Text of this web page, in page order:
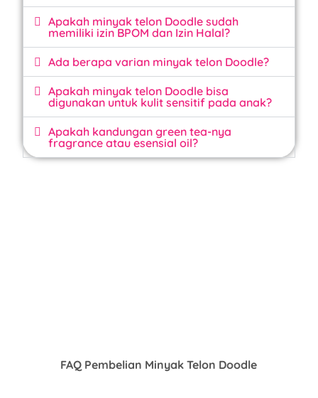
Apakah minyak telon Doodle sudah
memiliki izin BPOM dan Izin Halal?
Ada berapa varian minyak telon Doodle?
Apakah minyak telon Doodle bisa
digunakan untuk kulit sensitif pada anak?
Apakah kandungan green tea-nya
fragrance atau esensial oil?
FAQ Pembelian Minyak Telon Doodle